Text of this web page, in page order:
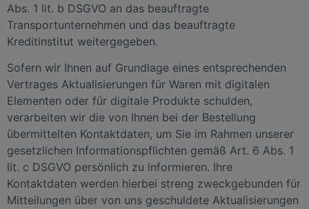
Abs. 1 lit. b DSGVO an das beauftragte
Transportunternehmen und das beauftragte
Kreditinstitut weitergegeben.
Sofern wir Ihnen auf Grundlage eines entsprechenden
Vertrages Aktualisierungen für Waren mit digitalen
Elementen oder für digitale Produkte schulden,
verarbeiten wir die von Ihnen bei der Bestellung
übermittelten Kontaktdaten, um Sie im Rahmen unserer
gesetzlichen Informationspflichten gemäß Art. 6 Abs. 1
lit. c DSGVO persönlich zu informieren. Ihre
Kontaktdaten werden hierbei streng zweckgebunden für
Mitteilungen über von uns geschuldete Aktualisierungen